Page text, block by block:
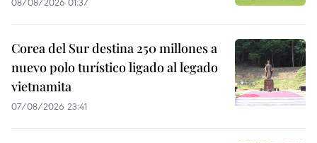
Corea del Sur destina 250 millones a
nuevo polo turístico ligado al legado
vietnamita
07/08/2026 23:41